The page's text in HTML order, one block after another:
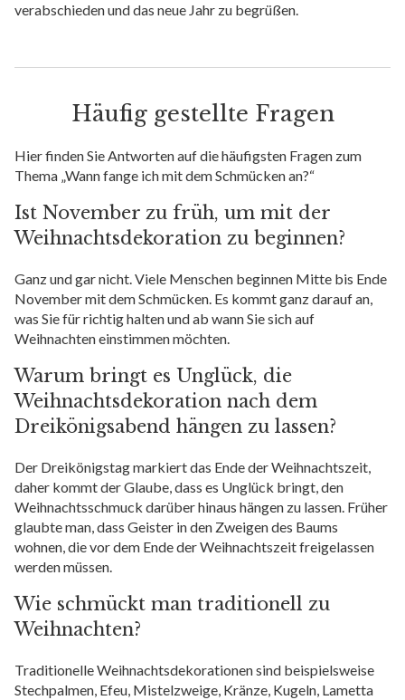
verabschieden und das neue Jahr zu begrüßen.
Häufig gestellte Fragen
Hier finden Sie Antworten auf die häufigsten Fragen zum
Thema „Wann fange ich mit dem Schmücken an?“
Ist November zu früh, um mit der
Weihnachtsdekoration zu beginnen?
Ganz und gar nicht. Viele Menschen beginnen Mitte bis Ende
November mit dem Schmücken. Es kommt ganz darauf an,
was Sie für richtig halten und ab wann Sie sich auf
Weihnachten einstimmen möchten.
Warum bringt es Unglück, die
Weihnachtsdekoration nach dem
Dreikönigsabend hängen zu lassen?
Der Dreikönigstag markiert das Ende der Weihnachtszeit,
daher kommt der Glaube, dass es Unglück bringt, den
Weihnachtsschmuck darüber hinaus hängen zu lassen. Früher
glaubte man, dass Geister in den Zweigen des Baums
wohnen, die vor dem Ende der Weihnachtszeit freigelassen
werden müssen.
Wie schmückt man traditionell zu
Weihnachten?
Traditionelle Weihnachtsdekorationen sind beispielsweise
Stechpalmen, Efeu, Mistelzweige, Kränze, Kugeln, Lametta